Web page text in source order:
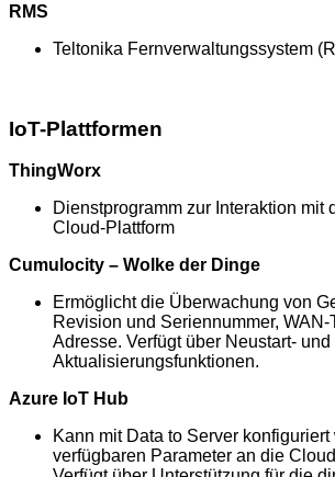
RMS
Teltonika Fernverwaltungssystem
IoT-Plattformen
ThingWorx
Dienstprogramm zur Interaktion mit
Cloud-Plattform
Cumulocity – Wolke der Dinge
Ermöglicht die Überwachung von
Revision und Seriennummer, WAN-
Adresse. Verfügt über Neustart-
Aktualisierungsfunktionen.
Azure IoT Hub
Kann mit Data to Server
verfügbaren Parameter an die